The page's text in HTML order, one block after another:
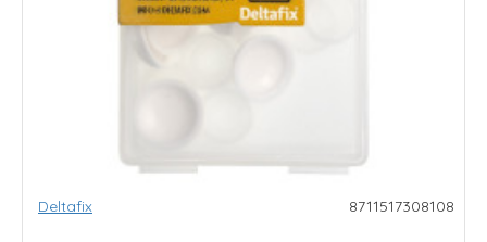
Deltafix 8711517308108